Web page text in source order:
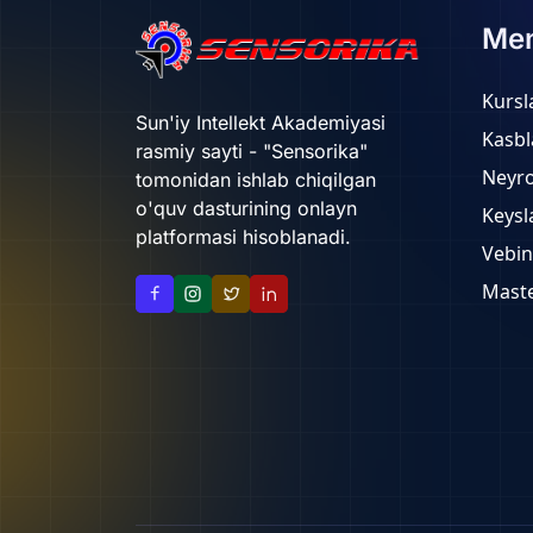
Sun'iy Intellekt Akademiyasi
rasmiy sayti - "Sensorika"
tomonidan ishlab chiqilgan
o'quv dasturining onlayn
platformasi hisoblanadi.